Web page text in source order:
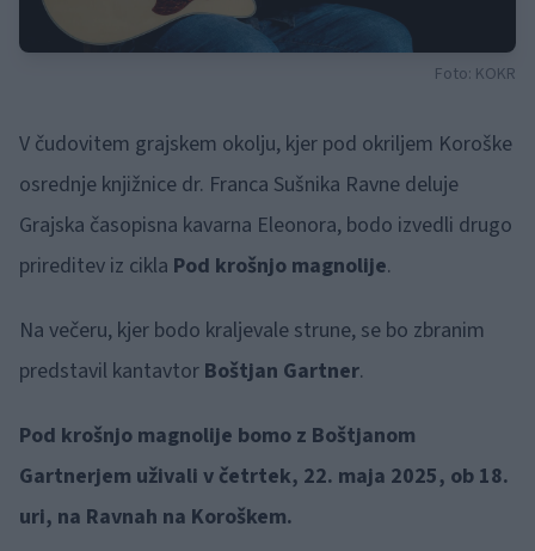
Foto: KOKR
V čudovitem grajskem okolju, kjer pod okriljem Koroške
osrednje knjižnice dr. Franca Sušnika Ravne deluje
Grajska časopisna kavarna Eleonora, bodo izvedli drugo
prireditev iz cikla Pod krošnjo magnolije.
Na večeru, kjer bodo kraljevale strune, se bo zbranim
predstavil kantavtor Boštjan Gartner.
Pod krošnjo magnolije bomo z Boštjanom
Gartnerjem uživali v četrtek, 22. maja 2025, ob 18.
uri, na Ravnah na Koroškem.